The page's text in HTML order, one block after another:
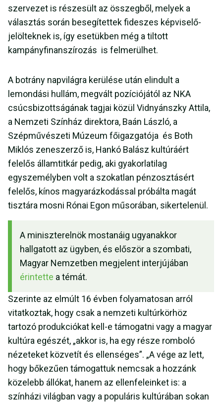
szervezet is részesült az összegből, melyek a
választás során besegítettek fideszes képviselő-
jelölteknek is, így esetükben még a tiltott
kampányfinanszírozás is felmerülhet.
A botrány napvilágra kerülése után elindult a
lemondási hullám, megvált pozíciójától az NKA
csúcsbizottságának tagjai közül Vidnyánszky Attila,
a Nemzeti Színház direktora, Baán László, a
Szépművészeti Múzeum főigazgatója és Both
Miklós zeneszerző is, Hankó Balász kultúráért
felelős államtitkár pedig, aki gyakorlatilag
egyszemélyben volt a szokatlan pénzosztásért
felelős, kínos magyarázkodással próbálta magát
tisztára mosni Rónai Egon műsorában, sikertelenül.
A miniszterelnök mostanáig ugyanakkor
hallgatott az ügyben, és először a szombati,
Magyar Nemzetben megjelent interjújában
érintette a témát.
Szerinte az elmúlt 16 évben folyamatosan arról
vitatkoztak, hogy csak a nemzeti kultúrkörhöz
tartozó produkciókat kell-e támogatni vagy a magyar
kultúra egészét, „akkor is, ha egy része romboló
nézeteket közvetít és ellenséges”. „A vége az lett,
hogy bőkezűen támogattuk nemcsak a hozzánk
közelebb állókat, hanem az ellenfeleinket is: a
színházi világban vagy a populáris kultúrában sokan